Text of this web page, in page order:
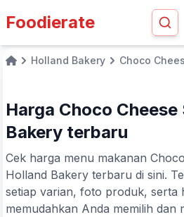
Foodierate
HomeHolland Bakery Choco
Harga Choco
Bakery terbaru
Cek harga menu makanan
Holland Bakery terbaru di sini.
setiap varian, foto produk, serta
memudahkan Anda memilih dan